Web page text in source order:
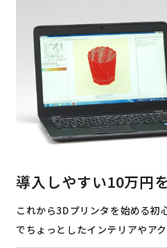
導入しやすい10万円
これから3Dプリンタを始める初
でちょっとしたインテリアやア